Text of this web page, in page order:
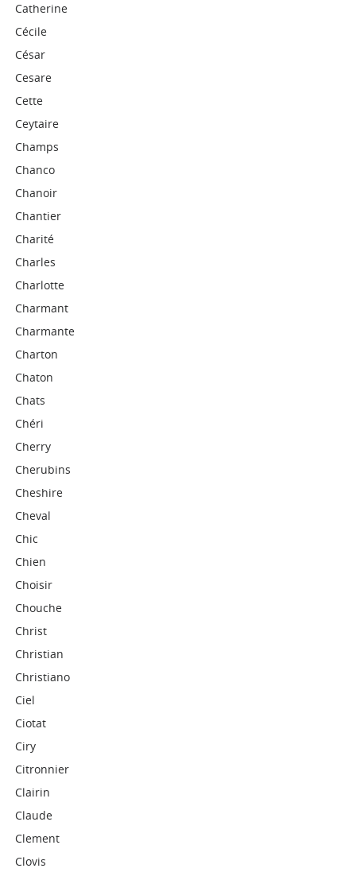
Catherine
Cécile
César
Cesare
Cette
Ceytaire
Champs
Chanco
Chanoir
Chantier
Charité
Charles
Charlotte
Charmant
Charmante
Charton
Chaton
Chats
Chéri
Cherry
Cherubins
Cheshire
Cheval
Chic
Chien
Choisir
Chouche
Christ
Christian
Christiano
Ciel
Ciotat
Ciry
Citronnier
Clairin
Claude
Clement
Clovis